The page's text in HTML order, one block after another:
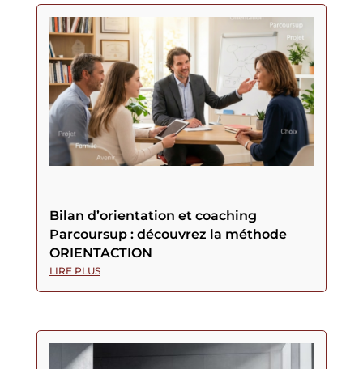
Bilan d’orientation et coaching
Parcoursup : découvrez la méthode
ORIENTACTION
LIRE PLUS